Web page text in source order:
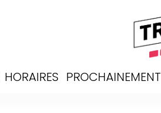
HORAIRES PROCHAINEMENT